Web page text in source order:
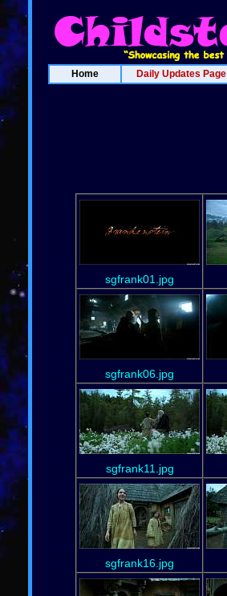
Home Daily Updates Page
sgfrank01.jpg
sgfrank06.jpg
sgfrank11.jpg
sgfrank16.jpg